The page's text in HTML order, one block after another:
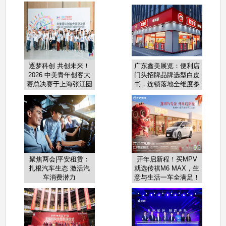
逐梦科创 共创未来！
2026 中美青年创客大
赛总决赛于上海张江圆
广东鑫美展览：便利店
门头招牌品牌选型白皮
书，连锁落地全维度参
聚焦两会|平安租赁：
扎根汽车生态 激活汽
车消费潜力
开年启新程！买MPV
就选传祺M6 MAX，生
意与生活一车全满足！